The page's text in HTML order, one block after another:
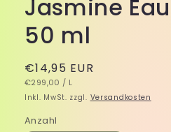
Jasmine
50 ml
Normaler
Preis
€14,95 EUR
GRUNDPREIS
€299,00 / PRO
L
Inkl. MwSt. zzgl. Versandkosten
Anzahl